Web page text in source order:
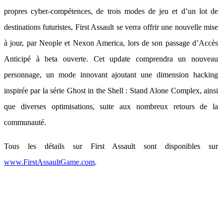
propres cyber-compétences, de trois modes de jeu et d’un lot de
destinations futuristes, First Assault se verra offrir une nouvelle mise
à jour, par Neople et Nexon America, lors de son passage d’Accès
Anticipé à beta ouverte. Cet update comprendra un nouveau
personnage, un mode innovant ajoutant une dimension hacking
inspirée par la série Ghost in the Shell : Stand Alone Complex, ainsi
que diverses optimisations, suite aux nombreux retours de la
communauté.
Tous les détails sur First Assault sont disponibles sur
www.FirstAssaultGame.com.